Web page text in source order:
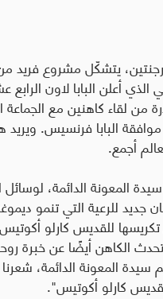
يتشكّل مشروع فريد
من لقاء كاهنين مع الجماعة
البابا فرنسيس. ويريد
أجمع.
المعونة الدائمة، لوسائل
للرعية التي تنمو
للقديس كارلو
الكاهن أيضًا عن خبرة
مريم سيدة المعونة الدائمة،
كارلو أكوتيس".